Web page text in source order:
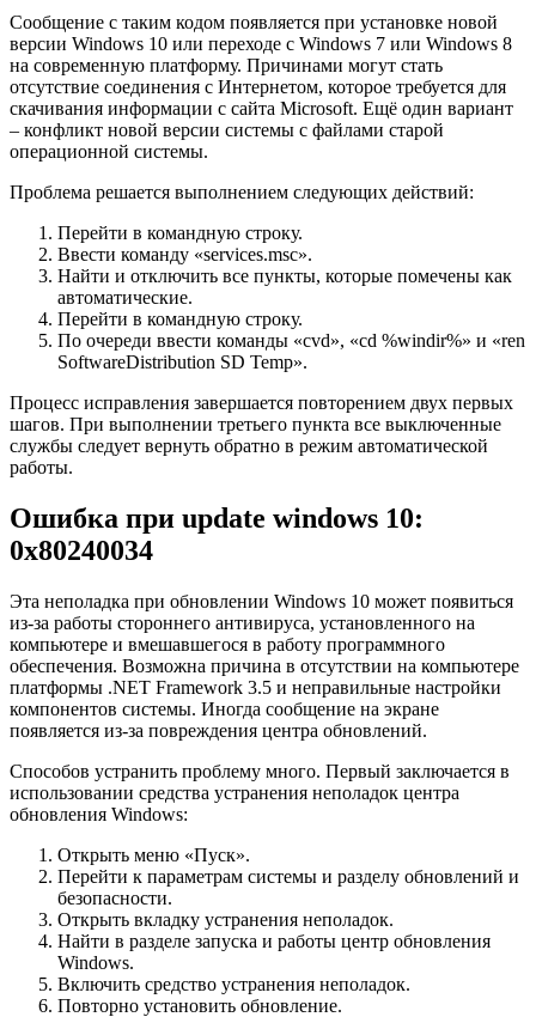
Сообщение с таким кодом появляется при установке новой
версии Windows 10 или переходе с Windows 7 или Windows 8
на современную платформу. Причинами могут стать
отсутствие соединения с Интернетом, которое требуется для
скачивания информации с сайта Microsoft. Ещё один вариант
– конфликт новой версии системы с файлами старой
операционной системы.
Проблема решается выполнением следующих действий:
Перейти в командную строку.
Ввести команду «services.msc».
Найти и отключить все пункты, которые помечены как
автоматические.
Перейти в командную строку.
По очереди ввести команды «cvd», «cd %windir%» и «ren
SoftwareDistribution SD Temp».
Процесс исправления завершается повторением двух первых
шагов. При выполнении третьего пункта все выключенные
службы следует вернуть обратно в режим автоматической
работы.
Ошибка при update windows 10:
0x80240034
Эта неполадка при обновлении Windows 10 может появиться
из-за работы стороннего антивируса, установленного на
компьютере и вмешавшегося в работу программного
обеспечения. Возможна причина в отсутствии на компьютере
платформы .NET Framework 3.5 и неправильные настройки
компонентов системы. Иногда сообщение на экране
появляется из-за повреждения центра обновлений.
Способов устранить проблему много. Первый заключается в
использовании средства устранения неполадок центра
обновления Windows:
Открыть меню «Пуск».
Перейти к параметрам системы и разделу обновлений и
безопасности.
Открыть вкладку устранения неполадок.
Найти в разделе запуска и работы центр обновления
Windows.
Включить средство устранения неполадок.
Повторно установить обновление.